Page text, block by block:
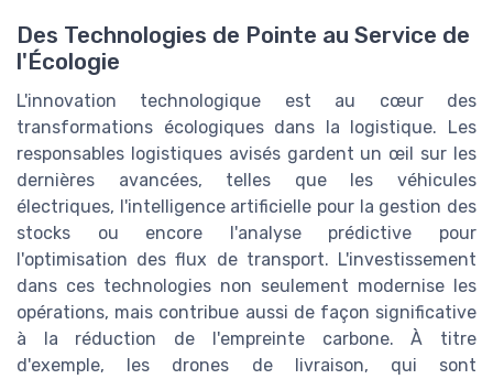
Des Technologies de Pointe au Service de
l'Écologie
L'innovation technologique est au cœur des
transformations écologiques dans la logistique. Les
responsables logistiques avisés gardent un œil sur les
dernières avancées, telles que les véhicules
électriques, l'intelligence artificielle pour la gestion des
stocks ou encore l'analyse prédictive pour
l'optimisation des flux de transport. L'investissement
dans ces technologies non seulement modernise les
opérations, mais contribue aussi de façon significative
à la réduction de l'empreinte carbone. À titre
d'exemple, les drones de livraison, qui sont